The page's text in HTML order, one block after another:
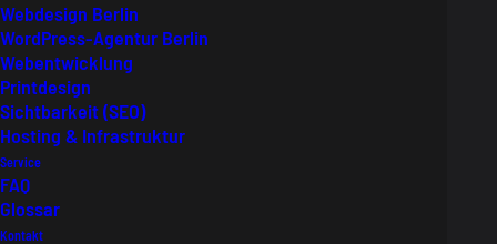
Webdesign Berlin
WordPress-Agentur Berlin
Webentwicklung
Printdesign
Sichtbarkeit (SEO)
Hosting & Infrastruktur
Service
FAQ
Glossar
Kontakt
SVG (Scalable Vector Graphics) ist ein
Standard für Zweidimensionalen Grafiken. Eine
SVG-Datei basiert auf XML. Mit dem
Dateiformat kann eine Grafik verlustfrei
skaliert werden.